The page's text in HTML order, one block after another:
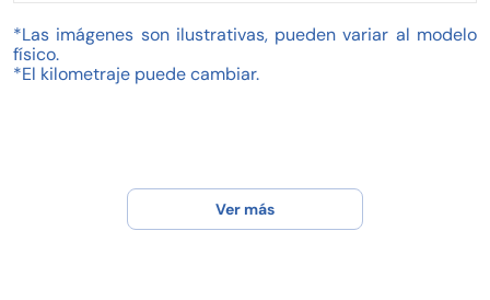
*Las imágenes son ilustrativas, pueden variar al modelo
físico.
*El kilometraje puede cambiar.
Ver más